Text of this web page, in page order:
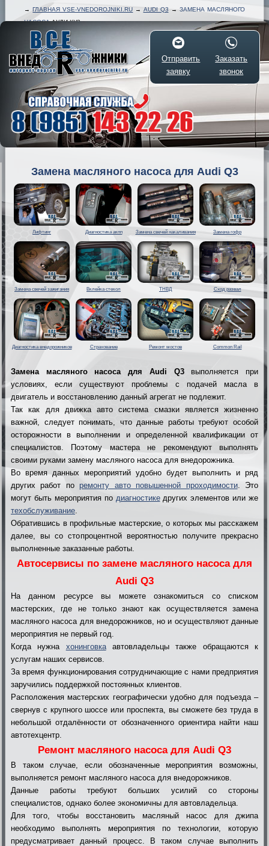
→ГЛАВНАЯ VSE-VNEDOROJNIKI.RU → AUDI Q3→ ЗАМЕНА МАСЛЯНОГО
НАСОСААУДИ КУ3
Отправить
заявку
Заказать
звонок
Замена масляного насоса для Audi Q3
Лифтинг Диагностика акпп Замена свечей накаливания Замена гофр
Замена свечей зажигания Вклейка стекол ТНВД Сход развал
Диагностика внедорожников Страхование Ремонт мостов Common Rail
Замена масляного насоса для Audi Q3выполняется при
условиях, если существуют проблемы с подачей масла в
двигатель и восстановлению данный агрегат не подлежит.
Так как для движка авто система смазки является жизненно
важной, следует понимать, что данные работы требуют особой
осторожности в выполнении и определенной квалификации от
специалистов. Поэтому мастера не рекомендуют выполнять
своими руками замену масляного насоса для внедорожника.
Во время данных мероприятий удобно будет выполнить и ряд
других работ поремонту авто повышенной проходимости. Это
могут быть мероприятия по диагностикедругих элементов или же
техобслуживание
Обратившись в профильные мастерские, о которых мы расскажем
далее, вы со стопроцентной вероятностью получите прекрасно
выполненные заказанные работы.
Автосервисы по замене масляного насоса для
Audi Q3
На данном ресурсе вы можете ознакомиться со списком
мастерских, где не только знают как осуществляется замена
масляного насоса для внедорожников, но и осуществляют данные
мероприятия не первый год.
Когда нужна хонинговкаавтовладельцы также обращаются к
услугам наших сервисов.
За время функционирования сотрудничающие с нами предприятия
заручились поддержкой постоянных клиентов.
Расположения мастерских географически удобно для подъезда –
свернув с крупного шоссе или проспекта, вы сможете без труда в
небольшой отдалённости от обозначенного ориентира найти наш
автотехцентр.
Ремонт масляного насоса для Audi Q3
В таком случае, если обозначенные мероприятия возможны,
выполняется ремонт масляного насоса для внедорожников.
Данные работы требуют больших усилий со стороны
специалистов, однако более экономичны для автовладельца.
Для того, чтобы восстановить масляный насос для джипа
необходимо выполнять мероприятия по технологии, которую
предусматривает данный процесс. В таком случае выполнить